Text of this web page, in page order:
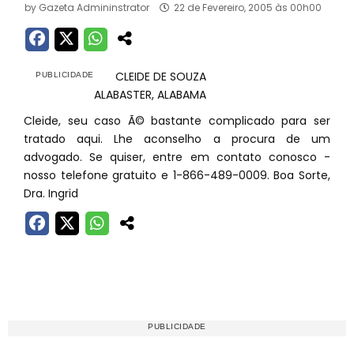
by Gazeta Admininstrator 22 de Fevereiro, 2005 às 00h00
CLEIDE DE SOUZA
ALABASTER, ALABAMA
Cleide, seu caso Ã© bastante complicado para ser
tratado aqui. Lhe aconselho a procura de um
advogado. Se quiser, entre em contato conosco -
nosso telefone gratuito e 1-866-489-0009. Boa Sorte,
Dra. Ingrid